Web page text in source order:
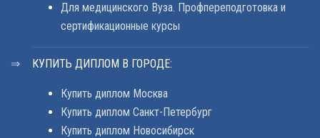
Для медицинского Вуза. Профпереподготовка и
сертификационные курсы
КУПИТЬ ДИПЛОМ В ГОРОДЕ:
Купить диплом Москва
Купить диплом Санкт-Петербург
Купить диплом Новосибирск